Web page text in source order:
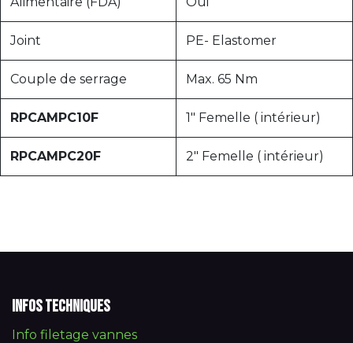
Joint PE- Elastomer
Couple de serrage Max. 65 Nm
RPCAMPC10F 1" Femelle ( intérieur)
RPCAMPC20F 2" Femelle ( intérieur)
Infos techniques
Info filetage vannes